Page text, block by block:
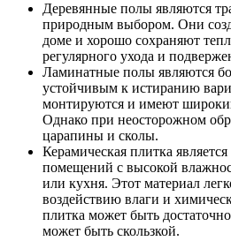
Деревянные полы являются
природным выбором. Они
доме и хорошо сохраняют
регулярного ухода и
Ламинатные полы являются
устойчивым к истиранию
монтируются и имеют
Однако при неосторожном
царапины и сколы.
Керамическая плитка
помещений с высокой
или кухня. Этот материал
воздействию влаги и
плитка может быть
может быть скользкой.